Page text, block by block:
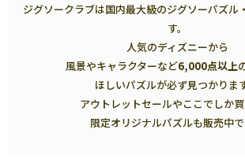
ジグソークラブは国内最大級のジグソーパズル
す。
人気のディズニーから
風景やキャラクターなど6,000点以上
ほしいパズルが必ず見つかりま
アウトレットセールやここでしか
限定オリジナルパズルも販売中で